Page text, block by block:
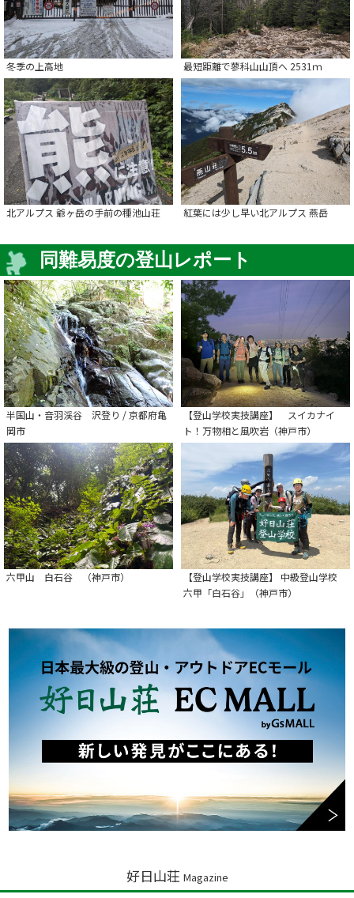
冬季の上高地 最短距離で蓼科山山頂へ 2531ｍ
北アルプス 爺ヶ岳の手前の種池山荘 紅葉には少し早い北アルプス 燕岳
同難易度の登山レポート
半国山・音羽渓谷 沢登り / 京都府亀
岡市
【登山学校実技講座】 スイカナイ
ト！万物相と風吹岩（神戸市）
六甲山 白石谷 （神戸市）
【登山学校実技講座】 中級登山学校
六甲「白石谷」（神戸市）
好日山荘 Magazine